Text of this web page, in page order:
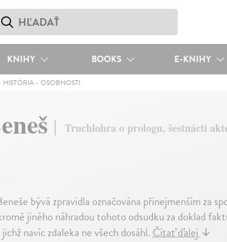
KNIHY BOOKS E-KNIHY
HISTÓRIA- OSOBNOSTI
Truchlohra o prologu, šestnácti
bývá zpravidla označována přinejmenším za
jiného náhradou tohoto odsudku za doklad
navíc zdaleka ne všech dosáhl.Čítať ďalej↓